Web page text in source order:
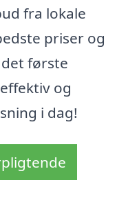
fra lokale
priser og
første
og
i dag!